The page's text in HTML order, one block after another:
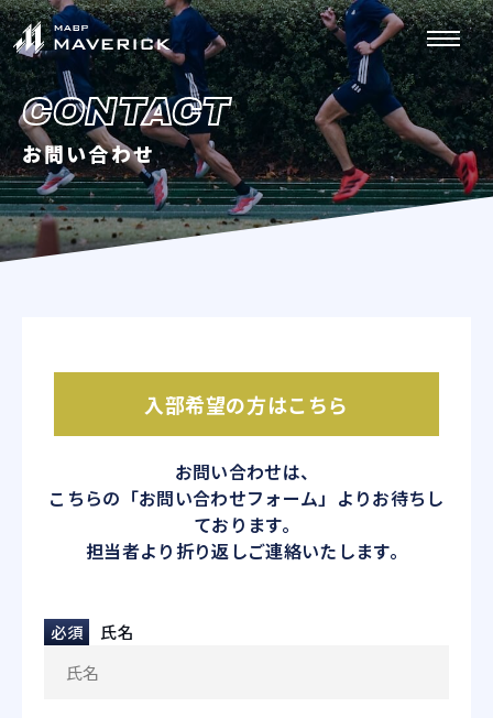
CONTACT
お問い合わせ
入部希望の方はこちら
お問い合わせは、
こちらの「お問い合わせフォーム」よりお待ちし
ております。
担当者より折り返しご連絡いたします。
必須 氏名